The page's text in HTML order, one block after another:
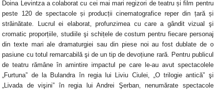
Doina Levintza a colaborat cu cei mai mari regizori de teatru și film pentru
peste 120 de spectacole și producții cinematografice reper din țară și
străinătate. Lucrul ei elaborat, profunzimea cu care a gândit vizual şi
cromatic proporțiile, studiile şi schițele de costum pentru fiecare personaj
din texte mari ale dramaturgiei sau din piese noi au fost dublate de o
pasiune cu totul remarcabilă şi de un tip de devoțiune rară. Pentru publicul
de teatru rămâne în amintire impactul pe care le-au avut spectacolele
„Furtuna” de la Bulandra în regia lui Liviu Ciulei, „O trilogie antică” şi
„Livada de vişini” în regia lui Andrei Şerban, nenumărate spectacole